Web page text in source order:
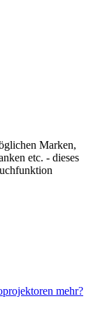
Marken,
etc. - dieses
mehr?